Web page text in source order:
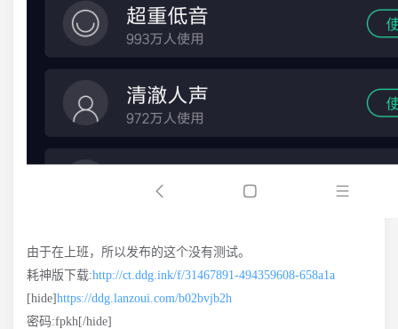
由于在上班，所以发布的这个没有测试。
耗神版下载:http://ct.ddg.ink/f/31467891-494359608-658a1a
[hide]https://ddg.lanzoui.com/b02bvjb2h
密码:fpkh[/hide]